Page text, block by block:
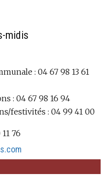
midis
: 04 67 98 13 61
: 04 67 98 16 94
festivités : 04 99 41 00
76